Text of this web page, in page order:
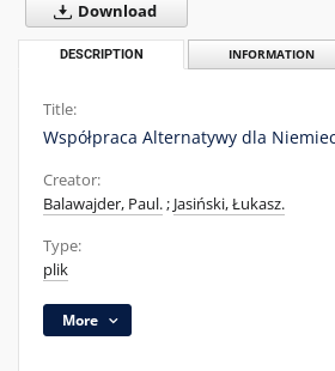
Download
DESCRIPTION INFORMATION
Title:
Współpraca Alternatywy dla
Creator:
Balawajder, Paul.; Jasiński, Łukasz.
Type:
plik
More